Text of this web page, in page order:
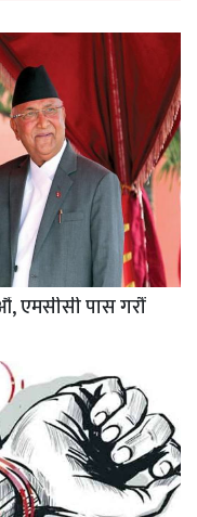
एमसीसी पास गरौं